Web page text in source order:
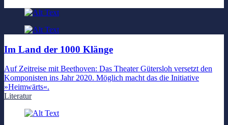
Im Land der 1000 Klänge
Auf Zeitreise mit Beethoven: Das Theater Gütersloh versetzt den
Komponisten ins Jahr 2020. Möglich macht das die Initiative
»Heimwärts«.
Literatur